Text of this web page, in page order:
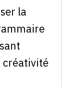
la
créativité